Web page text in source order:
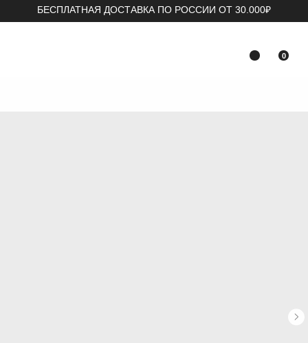
БЕСПЛАТНАЯ ДОСТАВКА ПО РОССИИ ОТ 30.000₽